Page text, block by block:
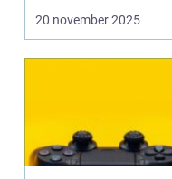
anpassningsför...
20 november 2025